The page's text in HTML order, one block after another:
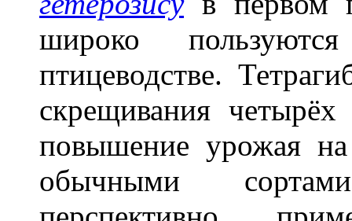
широко
птицеводстве.
скрещивания
повышение урожая
обычными